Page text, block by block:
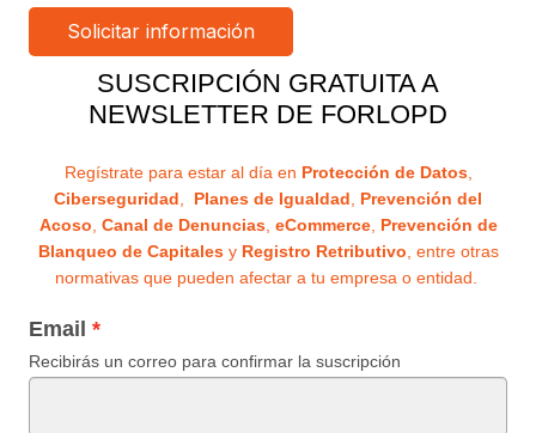
SUSCRIPCIÓN GRATUITA A
NEWSLETTER DE FORLOPD
Regístrate para estar al día en Protección de Datos,
Ciberseguridad
Planes de Igualdad
Prevención del
Acoso Canal de Denuncias, eCommerce, Prevención de
Blanqueo de Capitalesy Registro Retributivo , entre otras
normativas que pueden afectar a tu empresa o entidad.
Email
Recibirás un correo para confirmar la suscripción